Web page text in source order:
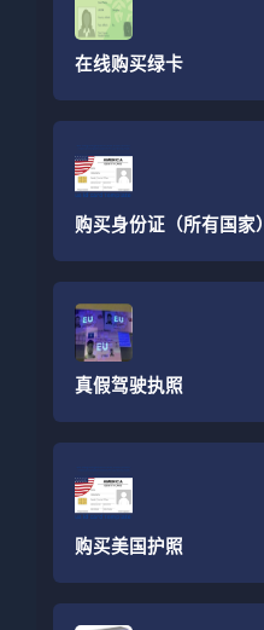
在线购买绿卡
购买身份证（所有国家）
真假驾驶执照
购买美国护照